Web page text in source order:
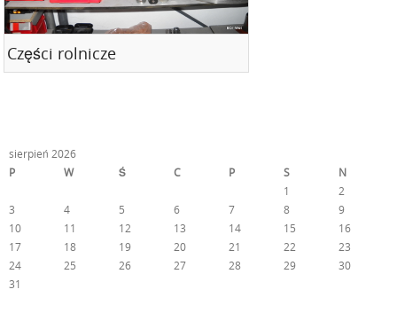
Części rolnicze
sierpień 2026
P
W Ś C P S
N
1
2
3
4 5 6 7 8
9
10
11 12 13 14 15
16
17
18 19 20 21 22
23
24
25 26 27 28 29
30
31